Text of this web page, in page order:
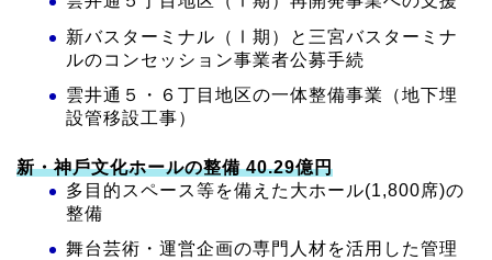
新バスターミナル（Ⅰ期）と三宮バスターミナ
ルのコンセッション事業者公募⼿続
雲井通５・６丁⽬地区の⼀体整備事業（地下埋
設管移設⼯事）
新・神⼾⽂化ホールの整備 40.29億円
多目的スペース等を備えた大ホール(1,800席)の
整備
舞台芸術・運営企画の専⾨⼈材を活⽤した管理